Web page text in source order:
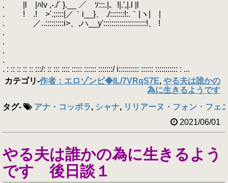
. |l |ﾊlv ,-./´ }.__ ／ ｿ:::.|、!|.',|.l |l
. ! .! >'.;::::|／｀i__}、 ./:::::::!:.｀|ヽ| |
. ／..:::::::::i>、,ハ__y':::::::::::::::::::::!、 !
.
.
.
.
. : :: :: :: :: :::/: :: ::: :::: ::::: :::::: :::::::/ i:::::::::: :::::: ::::::::::: : ...
カテゴリ-作者：エロゾンビ◆IL/7VRqS7E, やる夫は誰かの
為に生きるようです
タグ- アナ・コッポラ, シャナ, リリアーヌ・フォン・フェ
2021/06/01
やる夫は誰かの為に生きるよう
です 後日談１